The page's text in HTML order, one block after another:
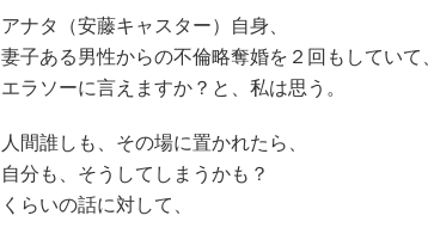
アナタ（安藤キャスター）自身、
妻子ある男性からの不倫略奪婚を２回もしていて
エラソーに言えますか？と、私は思う。
人間誰しも、その場に置かれたら、
自分も、そうしてしまうかも？
くらいの話に対して、